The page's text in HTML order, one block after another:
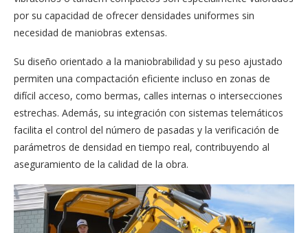
por su capacidad de ofrecer densidades uniformes sin
necesidad de maniobras extensas.
Su diseño orientado a la maniobrabilidad y su peso ajustado
permiten una compactación eficiente incluso en zonas de
difícil acceso, como bermas, calles internas o intersecciones
estrechas. Además, su integración con sistemas telemáticos
facilita el control del número de pasadas y la verificación de
parámetros de densidad en tiempo real, contribuyendo al
aseguramiento de la calidad de la obra.